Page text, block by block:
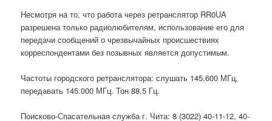
Несмотря на то, что работа через ретранслятор RR0UA
разрешена только радиолюбителям, использование его для
передачи сообщений о чрезвычайных происшествиях
корреспондентами без позывных является допустимым.
Частоты городского ретранслятора: слушать 145.600 МГц,
передавать 145.000 МГц. Тон 88,5 Гц.
Поисково-Спасательная служба г. Чита: 8 (3022) 40-11-12, 40-